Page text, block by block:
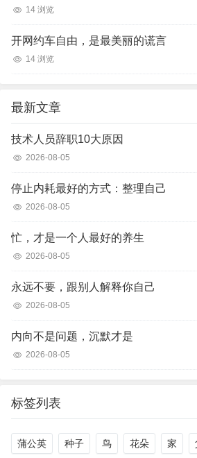
14 浏览
开网约车自由，是最美丽的谎言
14 浏览
最新文章
技术人员辞职10大原因
2026-08-05
停止内耗最好的方式：整理自己
2026-08-05
忙，才是一个人最好的养生
2026-08-05
永远不要，跟别人解释你自己
2026-08-05
内向不是问题，沉默才是
2026-08-05
标签列表
蒲公英 种子 鸟 花朵 家